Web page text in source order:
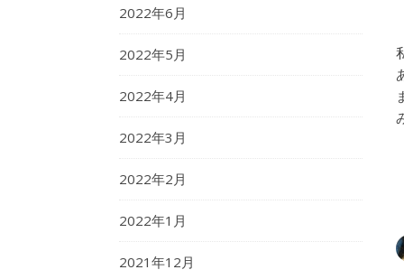
2022年6月
2022年5月
2022年4月
2022年3月
2022年2月
2022年1月
2021年12月